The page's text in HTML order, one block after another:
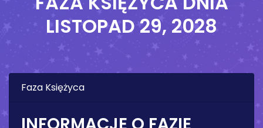
LISTOPAD 29, 2028
Faza Księżyca